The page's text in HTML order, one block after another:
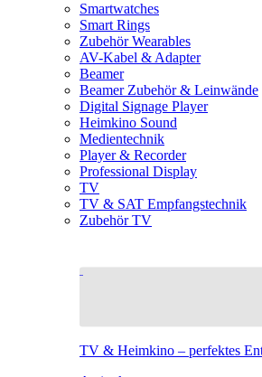
Smartwatches
Smart Rings
Zubehör Wearables
AV-Kabel & Adapter
Beamer
Beamer Zubehör & Leinwände
Digital Signage Player
Heimkino Sound
Medientechnik
Player & Recorder
Professional Display
TV
TV & SAT Empfangstechnik
Zubehör TV
TV & Heimkino – perfektes